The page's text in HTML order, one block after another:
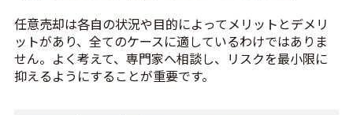
任意売却は各自の状況や目的によってメリットとデメリ
ットがあり、全てのケースに適しているわけではありま
せん。よく考えて、専門家へ相談し、リスクを最小限に
抑えるようにすることが重要です。